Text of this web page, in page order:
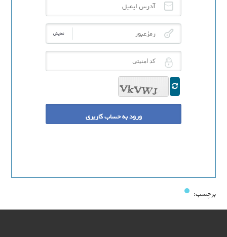
آدرس ایمیل
رمزعبور نمایش
کد امنیتی
برچسب: